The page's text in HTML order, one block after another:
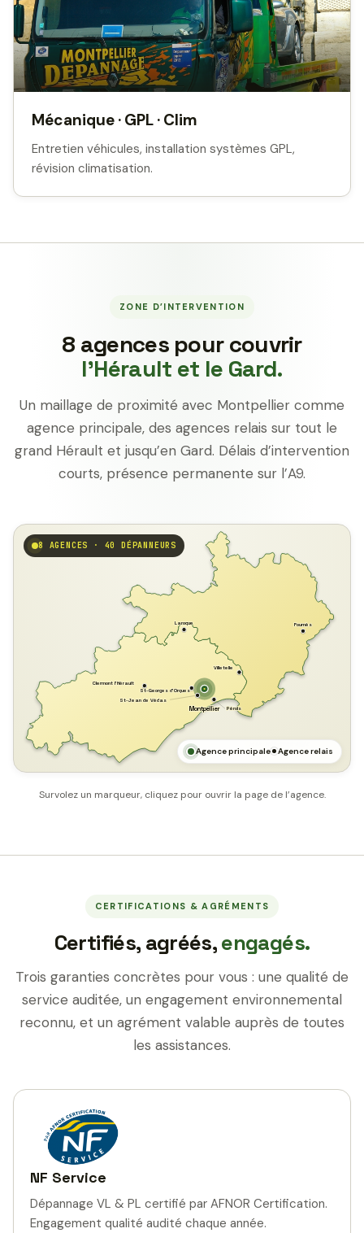
Mécanique · GPL · Clim
Entretien véhicules, installation systèmes GPL,
révision climatisation.
ZONE D’INTERVENTION
8 agences pour couvrir
l’Hérault et le Gard.
Un maillage de proximité avec Montpellier comme
agence principale, des agences relais sur tout le
grand Hérault et jusqu’en Gard. Délais d’intervention
courts, présence permanente sur l’A9.
Montpellier Pérols
Laroque Fournès
Villetelle
St-Georges d'Orques
Clermont l'Hérault
St-Jean de Védas
8 AGENCES · 40 DÉPANNEURS
Agence principale Agence relais
Survolez un marqueur, cliquez pour ouvrir la page de l’agence.
CERTIFICATIONS & AGRÉMENTS
Certifiés, agréés,engagés.
Trois garanties concrètes pour vous : une qualité de
service auditée, un engagement environnemental
reconnu, et un agrément valable auprès de toutes
les assistances.
NF Service
Dépannage VL & PL certifié par AFNOR Certification.
Engagement qualité audité chaque année.